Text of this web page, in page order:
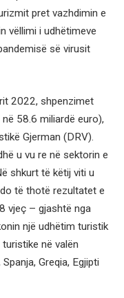
pret vazhdimin e
vëllimi i udhëtimeve
së virusit
2022, shpenzimet
58.6 miliardë euro),
Gjerman (DRV).
u vu re në sektorin e
shkurt të këtij viti u
do të thotë rezultatet e
vjeç – gjashtë nga
një udhëtim turistik
në valën
Greqia, Egjipti